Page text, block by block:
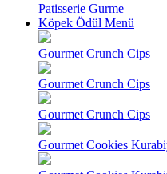
Patisserie Gurme
Köpek Ödül Menü
Gourmet Crunch Cips
Gourmet Crunch Cips
Gourmet Crunch Cips
Gourmet Cookies